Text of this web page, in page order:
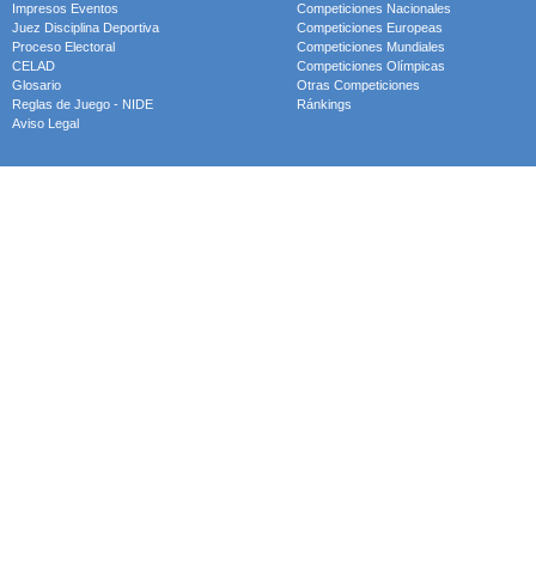
Impresos Eventos
Juez Disciplina Deportiva
Proceso Electoral
CELAD
Glosario
Reglas de Juego - NIDE
Aviso Legal
Competiciones Nacionales
Competiciones Europeas
Competiciones Mundiales
Competiciones Olímpicas
Otras Competiciones
Ránkings